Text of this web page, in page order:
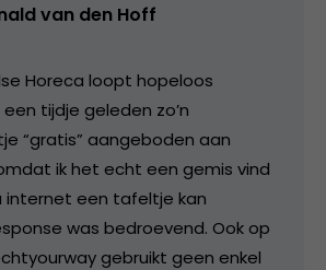
van den Hoff
Horeca loopt hopeloos
tijdje geleden zo’n
“gratis” aangeboden aan
ik het echt een gemis vind
internet een tafeltje kan
was bedroevend. Ook op
gebruikt geen enkel